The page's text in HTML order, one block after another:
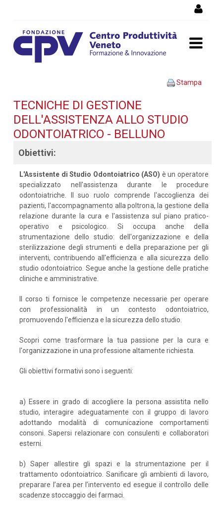
dell'assistenza allo studio
odontoiatrico - BELLUNO -
Dettaglio corso di
formazione
Stampa
TECNICHE DI GESTIONE
DELL'ASSISTENZA ALLO STUDIO
ODONTOIATRICO - BELLUNO
Obiettivi:
L'Assistente di Studio Odontoiatrico (ASO) è un operatore
specializzato nell'assistenza durante le procedure
odontoiatriche. Il suo ruolo comprende l'accoglienza dei
pazienti, l'accompagnamento alla poltrona, la gestione della
relazione durante la cura e l'assistenza sul piano pratico-
operativo e psicologico. Si occupa anche della
strumentazione dello studio: dell'organizzazione e della
sterilizzazione degli strumenti e della preparazione per gli
interventi, contribuendo all'efficienza e alla sicurezza dello
studio odontoiatrico. Segue anche la gestione delle pratiche
cliniche e amministrative.
Il corso ti fornisce le competenze necessarie per operare
con professionalità in un contesto odontoiatrico,
promuovendo l'efficienza e la sicurezza dello studio.
Scopri come trasformare la tua passione per la cura e
l'organizzazione in una professione altamente richiesta.
Gli obiettivi formativi sono i seguenti:
a) Essere in grado di accogliere la persona assistita nello
studio, interagire adeguatamente con il gruppo di lavoro
adottando modalità di comunicazione comportamenti
consoni. Sapersi relazionare con consulenti e collaboratori
esterni.
b) Saper allestire gli spazi e la strumentazione per il
trattamento odontoiatrico. Sanificare gli ambienti di lavoro,
preparare l’area per l’intervento ed esegue il controllo delle
scadenze stoccaggio dei farmaci.